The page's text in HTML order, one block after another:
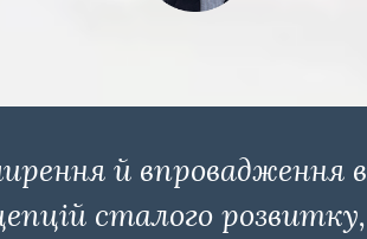
й впровадження в
сталого розвитку,